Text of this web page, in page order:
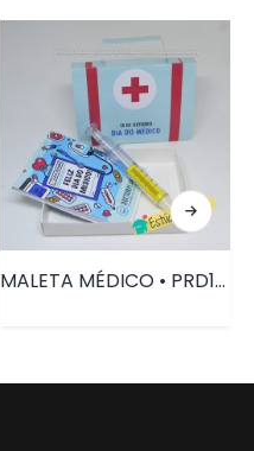
MALETA MÉDICO • PRD108